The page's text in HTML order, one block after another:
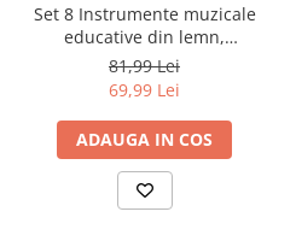
Set 8 Instrumente muzicale
educative din lemn,
multicolor
81,99 Lei
69,99 Lei
ADAUGA IN COS